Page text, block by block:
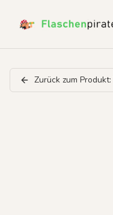
Zurück zum Produkt: